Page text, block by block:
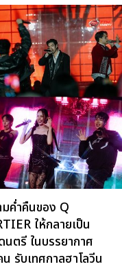
ค่ำคืนของ Q
ให้กลายเป็น
นตรี ในบรรยากาศ
รับเทศกาลฮาโลวีน